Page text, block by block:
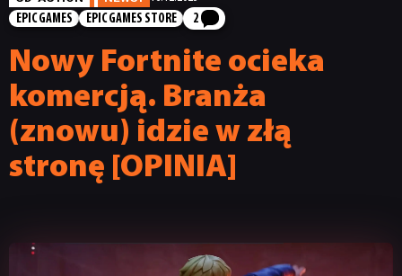
EPIC GAMES
EPIC GAMES STORE 2
Nowy Fortnite ocieka
komercją. Branża
(znowu) idzie w złą
stronę [OPINIA]